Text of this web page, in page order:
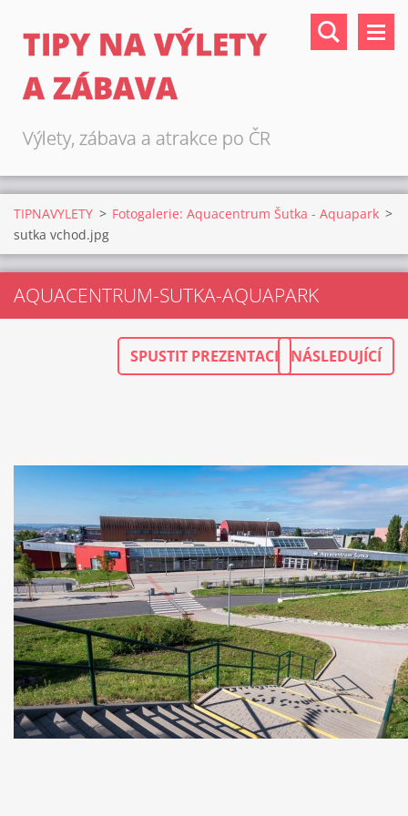
TIPY NA VÝLETY
A ZÁBAVA
Výlety, zábava a atrakce po ČR
TIPNAVYLETY > Fotogalerie: Aquacentrum Šutka - Aquapark >
sutka vchod.jpg
AQUACENTRUM-SUTKA-AQUAPARK
SPUSTIT PREZENTACI NÁSLEDUJÍCÍ